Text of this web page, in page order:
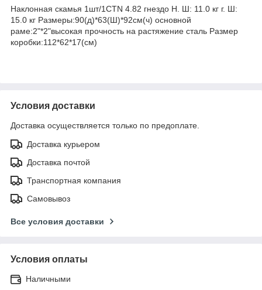
Наклонная скамья 1шт/1CTN 4.82 гнездо Н. Ш: 11.0 кг г. Ш:
15.0 кг Размеры:90(д)*63(Ш)*92см(ч) основной
раме:2"*2"высокая прочность на растяжение сталь Размер
коробки:112*62*17(см)
Условия доставки
Доставка осуществляется только по предоплате.
Доставка курьером
Доставка почтой
Транспортная компания
Самовывоз
Все условия доставки
Условия оплаты
Наличными